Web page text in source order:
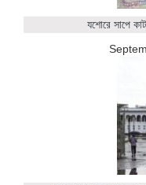
যশোরে সাপে